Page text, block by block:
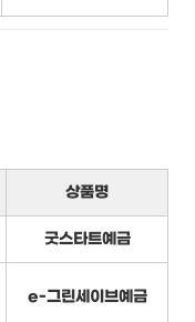
상품명
굿스타트예금
e-그린세이브예금